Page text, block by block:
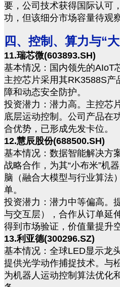
要，公司技术获得国际认可
功，但该细分市场容量待观察
四、控制、算力与“
11.瑞芯微(603893.SH)
基本情况：国内领先的AIoT
主控芯片采用其RK3588S产
障和动态安全防护。
投资潜力：潜力高。主控芯
底层运动控制。公司产品在
合优势，已形成先发卡位。
12.慧辰股份(688500.SH)
基本情况：数据智能解决方
战略合作，为其“小布米”机
脑（融合大模型与行业算法
单。
投资潜力：潜力中等偏高。
与交互层），合作从订单延
得到市场验证，价值量提升
13.利亚德(300296.SZ)
基本情况：全球LED显示龙
提供光学动作捕捉技术。与
为机器人运动控制算法优化